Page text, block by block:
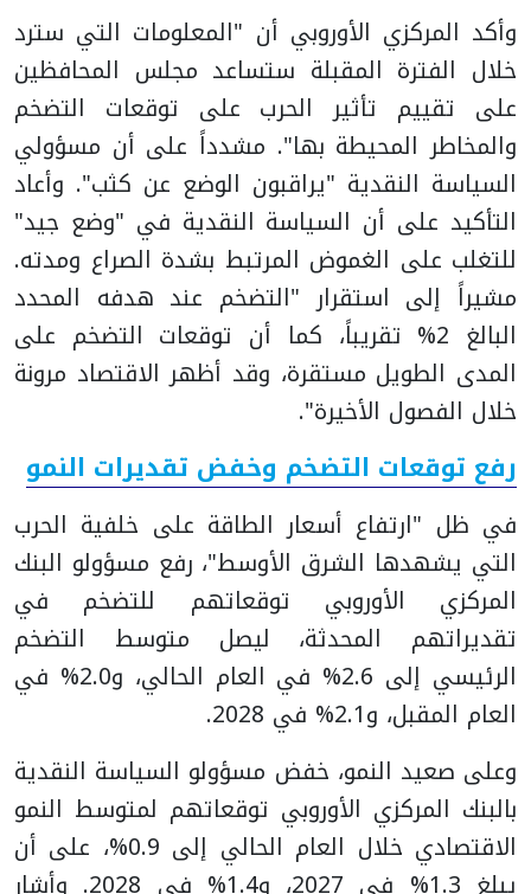
وأكد المركزي الأوروبي أن "المعلومات التي سترد
خلال الفترة المقبلة ستساعد مجلس المحافظين
على تقييم تأثير الحرب على توقعات التضخم
والمخاطر المحيطة بها". مشدداً على أن مسؤولي
السياسة النقدية "يراقبون الوضع عن كثب". وأعاد
التأكيد على أن السياسة النقدية في "وضع جيد"
للتغلب على الغموض المرتبط بشدة الصراع ومدته.
مشيراً إلى استقرار "التضخم عند هدفه المحدد
البالغ 2% تقريباً، كما أن توقعات التضخم على
المدى الطويل مستقرة، وقد أظهر الاقتصاد مرونة
خلال الفصول الأخيرة".
رفع توقعات التضخم وخفض تقديرات النمو
في ظل "ارتفاع أسعار الطاقة على خلفية الحرب
التي يشهدها الشرق الأوسط"، رفع مسؤولو البنك
المركزي الأوروبي توقعاتهم للتضخم في
تقديراتهم المحدثة، ليصل متوسط ​​التضخم
الرئيسي إلى 2.6% في العام الحالي، و2.0% في
العام المقبل، و2.1% في 2028.
وعلى صعيد النمو، خفض مسؤولو السياسة النقدية
بالبنك المركزي الأوروبي توقعاتهم لمتوسط ​​النمو
الاقتصادي خلال العام الحالي إلى 0.9%، على أن